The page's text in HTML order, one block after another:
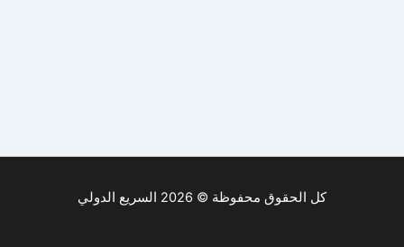
كل الحقوق محفوظة © 2026 السريع الدولي